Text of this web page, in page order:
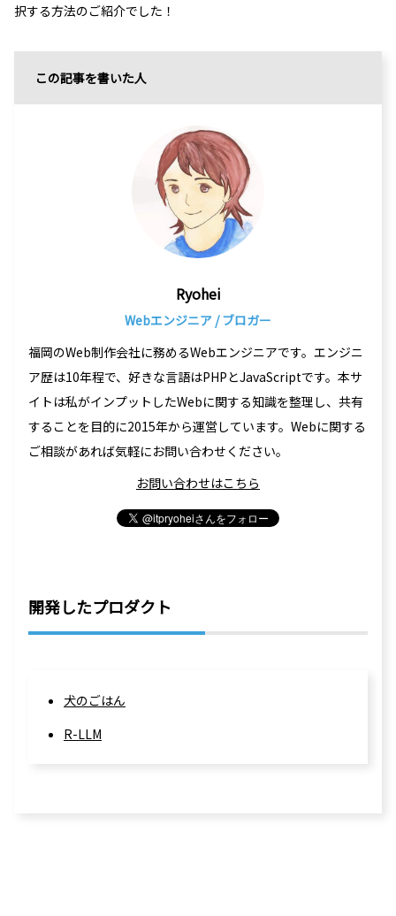
択する方法のご紹介でした！
この記事を書いた人
Ryohei
Webエンジニア / ブロガー
福岡のWeb制作会社に務めるWebエンジニアです。エンジニ
ア歴は10年程で、好きな言語はPHPとJavaScriptです。本サ
イトは私がインプットしたWebに関する知識を整理し、共有
することを目的に2015年から運営しています。Webに関する
ご相談があれば気軽にお問い合わせください。
お問い合わせはこちら
開発したプロダクト
犬のごはん
R-LLM